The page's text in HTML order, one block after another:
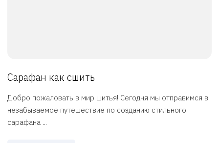
Сарафан как сшить
Добро пожаловать в мир шитья! Сегодня мы отправимся в
незабываемое путешествие по созданию стильного
сарафана ...